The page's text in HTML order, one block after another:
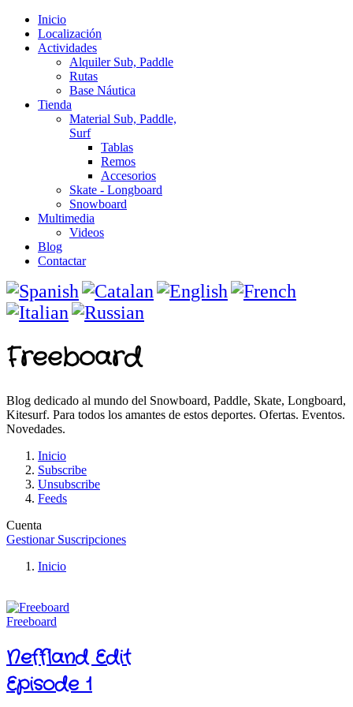
Inicio
Localización
Actividades
Alquiler Sub, Paddle
Rutas
Base Náutica
Tienda
Material Sub, Paddle,
Surf
Tablas
Remos
Accesorios
Skate - Longboard
Snowboard
Multimedia
Videos
Blog
Contactar
Freeboard
Blog dedicado al mundo del Snowboard, Paddle, Skate, Longboard,
Kitesurf. Para todos los amantes de estos deportes. Ofertas. Eventos.
Novedades.
Inicio
Subscribe
Unsubscribe
Feeds
Cuenta
Gestionar Suscripciones
Inicio
Freeboard
Neffland Edit
Episode 1